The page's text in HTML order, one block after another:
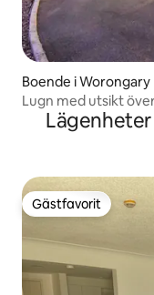
Boende i Worongary
Lugn med utsikt
Gästfavorit
Gästfavorit